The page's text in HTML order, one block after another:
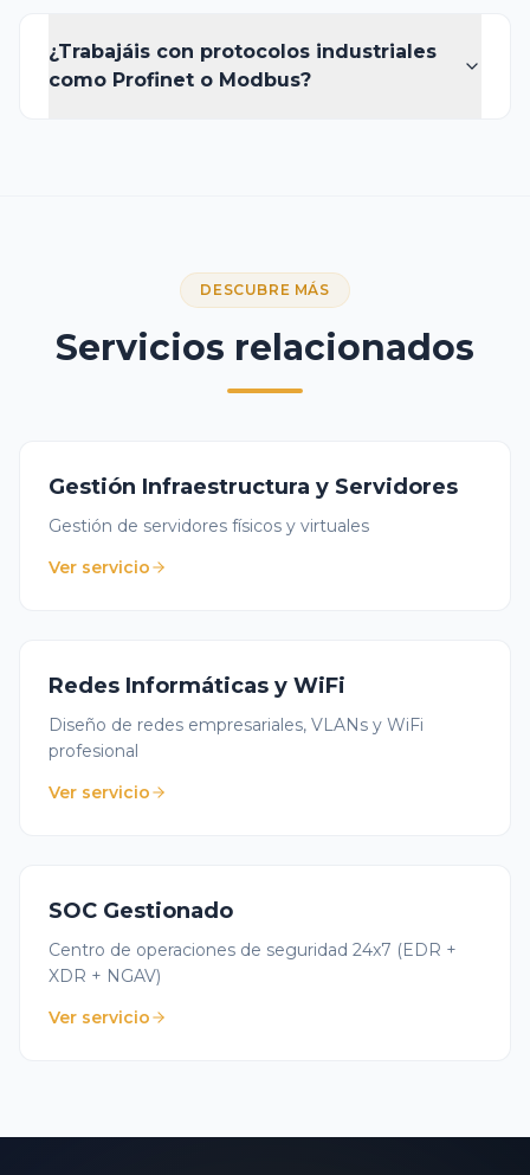
¿Trabajáis con protocolos industriales
como Profinet o Modbus?
DESCUBRE MÁS
Servicios relacionados
Gestión Infraestructura y Servidores
Gestión de servidores físicos y virtuales
Ver servicio
Redes Informáticas y WiFi
Diseño de redes empresariales, VLANs y WiFi
profesional
Ver servicio
SOC Gestionado
Centro de operaciones de seguridad 24x7 (EDR +
XDR + NGAV)
Ver servicio